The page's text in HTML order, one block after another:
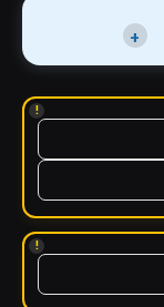
+
!
!